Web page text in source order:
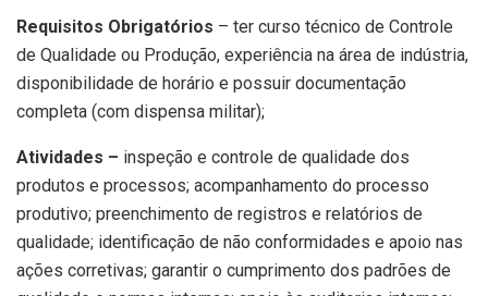
Requisitos Obrigatórios – ter curso técnico de Controle
de Qualidade ou Produção, experiência na área de indústria,
disponibilidade de horário e possuir documentação
completa (com dispensa militar);
Atividades – inspeção e controle de qualidade dos
produtos e processos; acompanhamento do processo
produtivo; preenchimento de registros e relatórios de
qualidade; identificação de não conformidades e apoio nas
ações corretivas; garantir o cumprimento dos padrões de